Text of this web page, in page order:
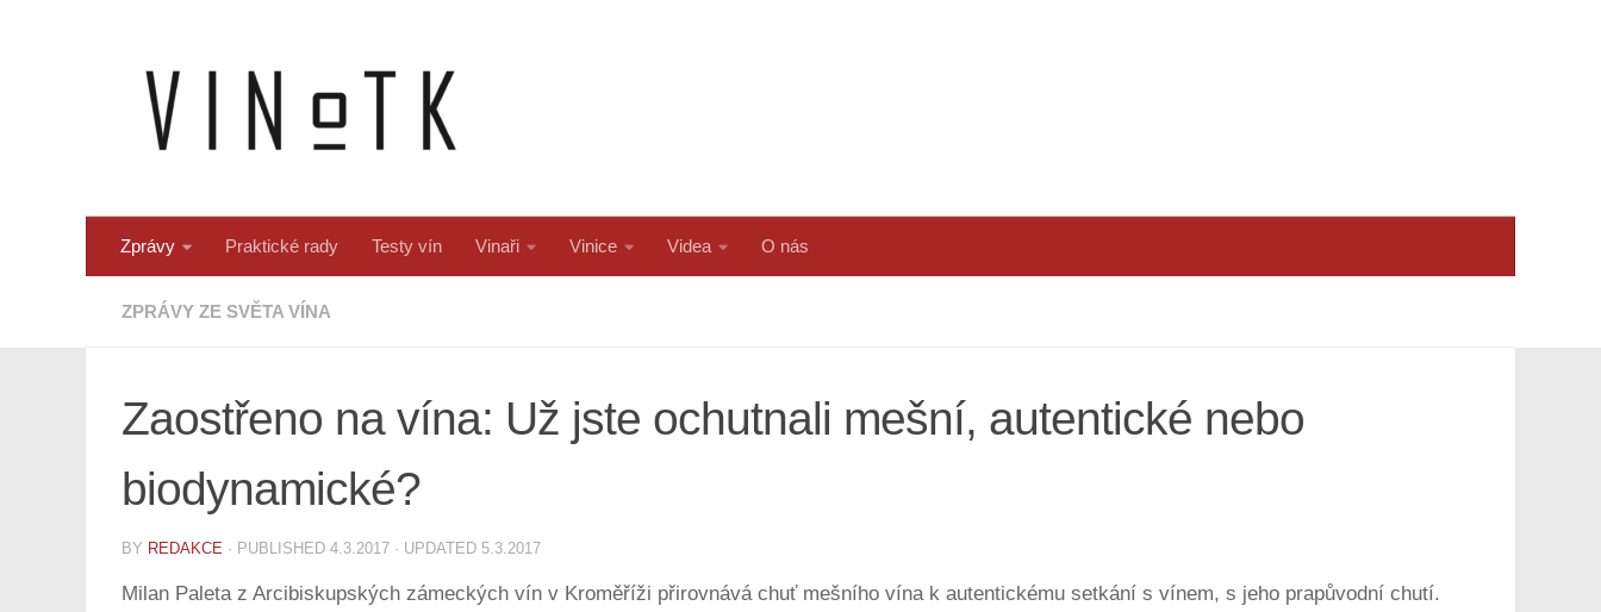
Zprávy Praktické rady Testy vín Vinaři Vinice Videa O nás
ZPRÁVY ZE SVĚTA VÍNA
Zaostřeno na vína: Už jste ochutnali mešní, autentické nebo
biodynamické?
BY REDAKCE · PUBLISHED 4.3.2017 · UPDATED 5.3.2017
Milan Paleta z Arcibiskupských zámeckých vín v Kroměříži přirovnává chuť mešního vína k autentickému setkání s vínem, s jeho prapůvodní chutí.